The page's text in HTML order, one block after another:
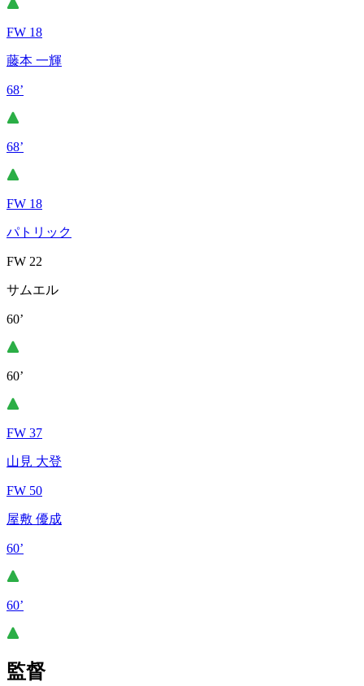
FW 18
藤本 一輝
68’
68’
FW 18
パトリック
FW 22
サムエル
60’
60’
FW 37
山見 大登
FW 50
屋敷 優成
60’
60’
監督